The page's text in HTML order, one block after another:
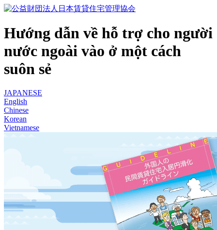
Hướng dẫn về hỗ trợ cho người
nước ngoài vào ở một cách
suôn sẻ
JAPANESE
English
Chinese
Korean
Vietnamese